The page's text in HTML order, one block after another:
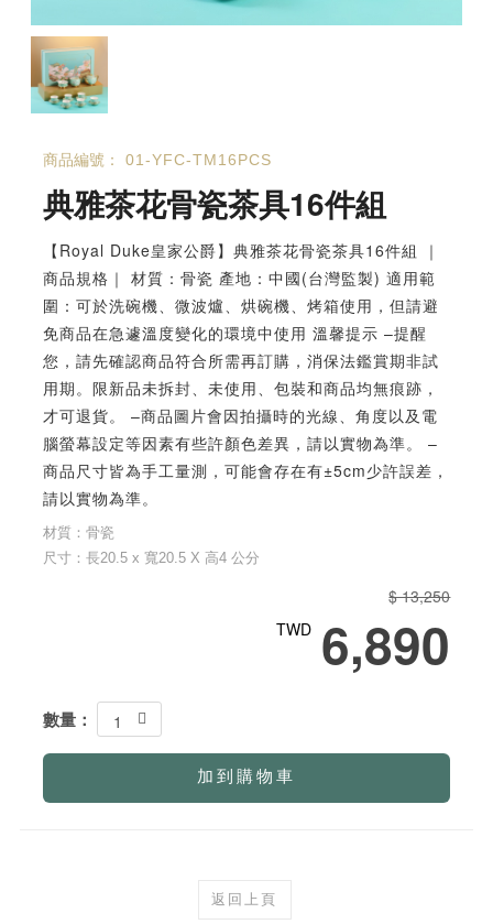
商品編號： 01-YFC-TM16PCS
典雅茶花骨瓷茶具16件組
【Royal Duke皇家公爵】典雅茶花骨瓷茶具16件組 ｜
商品規格｜ 材質：骨瓷 產地：中國(台灣監製) 適用範
圍：可於洗碗機、微波爐、烘碗機、烤箱使用，但請避
免商品在急遽溫度變化的環境中使用 溫馨提示 –提醒
您，請先確認商品符合所需再訂購，消保法鑑賞期非試
用期。限新品未拆封、未使用、包裝和商品均無痕跡，
才可退貨。 –商品圖片會因拍攝時的光線、角度以及電
腦螢幕設定等因素有些許顏色差異，請以實物為準。 –
商品尺寸皆為手工量測，可能會存在有±5cm少許誤差，
請以實物為準。
材質：骨瓷
尺寸：長20.5 x 寬20.5 X 高4 公分
$ 13,250
TWD 6,890
數量： 1
加到購物車
返回上頁